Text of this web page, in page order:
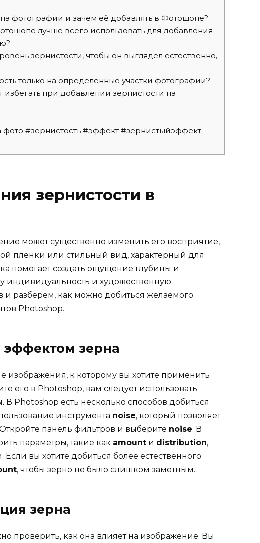
на фотографии и зачем её добавлять в Фотошопе?
лучше всего использовать для добавления
зернистости, чтобы он выглядел естественно,
только на определённые участки фотографии?
при добавлении зернистости на
фото #зернистость #эффект #зернистыйэффект
зернистости в
может существенно изменить его восприятие,
пленки или стильный вид, характерный для
помогает создать ощущение глубины и
индивидуальность и художественную
и разберем, как можно добиться желаемого
Photoshop.
зерна
изображения, к которому вы хотите применить
его в Photoshop, вам следует использовать
В Photoshop есть несколько способов добиться
инструмента noise, который позволяет
панель фильтров и выберите noise. В
параметры, такие как amount и distribution,
вы хотите добиться более естественного
, чтобы зерно не было слишком заметным.
зерна
проверить, как она влияет на изображение. Вы